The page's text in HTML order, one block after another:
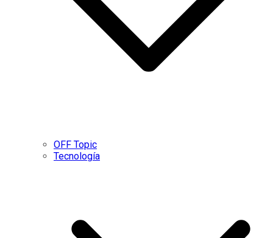
OFF Topic
Tecnología